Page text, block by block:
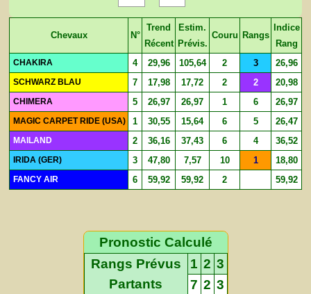
Chevaux N°
Trend
Récent
Estim.
Prévis.
Couru Rangs
Indice
Rang
CHAKIRA 4 29,96 105,64 2 3 26,96
SCHWARZ BLAU 7 17,98 17,72 2 2 20,98
CHIMERA 5 26,97 26,97 1 6 26,97
MAGIC CARPET RIDE (USA) 1 30,55 15,64 6 5 26,47
MAILAND 2 36,16 37,43 6 4 36,52
IRIDA (GER) 3 47,80 7,57 10 1 18,80
FANCY AIR 6 59,92 59,92 2 59,92
Pronostic Calculé
Rangs Prévus
1 2 3
Partants
7 2 3